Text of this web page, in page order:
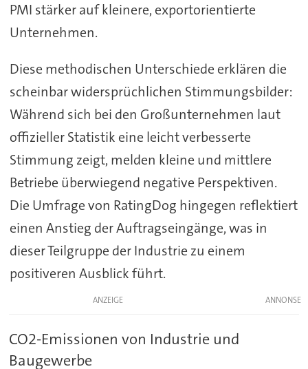
PMI stärker auf kleinere, exportorientierte
Unternehmen.
Diese methodischen Unterschiede erklären die
scheinbar widersprüchlichen Stimmungsbilder:
Während sich bei den Großunternehmen laut
offizieller Statistik eine leicht verbesserte
Stimmung zeigt, melden kleine und mittlere
Betriebe überwiegend negative Perspektiven.
Die Umfrage von RatingDog hingegen reflektiert
einen Anstieg der Auftragseingänge, was in
dieser Teilgruppe der Industrie zu einem
positiveren Ausblick führt.
ANZEIGE
CO2-Emissionen von Industrie und
Baugewerbe